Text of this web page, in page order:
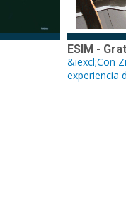
ESIM -
&iexcl;Con
experiencia